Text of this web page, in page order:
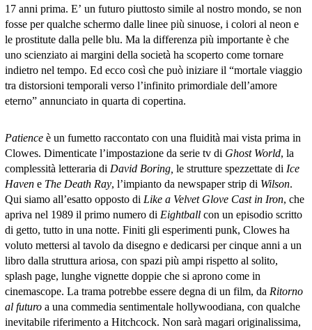
17 anni prima. E’ un futuro piuttosto simile al nostro mondo, se non
fosse per qualche schermo dalle linee più sinuose, i colori al neon e
le prostitute dalla pelle blu. Ma la differenza più importante è che
uno scienziato ai margini della società ha scoperto come tornare
indietro nel tempo. Ed ecco così che può iniziare il “mortale viaggio
tra distorsioni temporali verso l’infinito primordiale dell’amore
eterno” annunciato in quarta di copertina.
Patience è un fumetto raccontato con una fluidità mai vista prima in
Clowes. Dimenticate l’impostazione da serie tv di Ghost World, la
complessità letteraria di David Boring, le strutture spezzettate di Ice
Havene The Death Ray, l’impianto da newspaper strip di Wilson.
Qui siamo all’esatto opposto di Like a Velvet Glove Cast in Iron, che
apriva nel 1989 il primo numero di Eightballcon un episodio scritto
di getto, tutto in una notte. Finiti gli esperimenti punk, Clowes ha
voluto mettersi al tavolo da disegno e dedicarsi per cinque anni a un
libro dalla struttura ariosa, con spazi più ampi rispetto al solito,
splash page, lunghe vignette doppie che si aprono come in
cinemascope. La trama potrebbe essere degna di un film, da Ritorno
al futuroa una commedia sentimentale hollywoodiana, con qualche
inevitabile riferimento a Hitchcock. Non sarà magari originalissima,